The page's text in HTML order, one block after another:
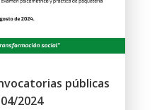
públicas
2024